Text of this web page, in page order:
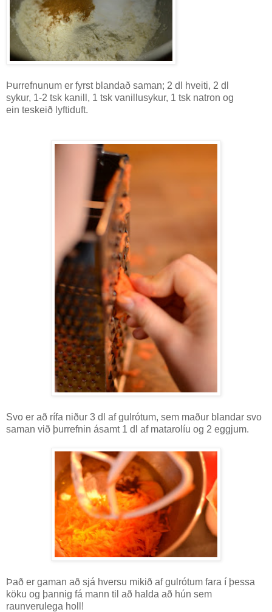
Þurrefnunum er fyrst blandað saman; 2 dl hveiti, 2 dl
sykur, 1-2 tsk kanill, 1 tsk vanillusykur, 1 tsk natron og
ein teskeið lyftiduft.
Svo er að rífa niður 3 dl af gulrótum, sem maður blandar svo
saman við þurrefnin ásamt 1 dl af matarolíu og 2 eggjum.
Það er gaman að sjá hversu mikið af gulrótum fara í þessa
köku og þannig fá mann til að halda að hún sem
raunverulega holl!